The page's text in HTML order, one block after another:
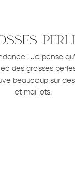
! Je pense
des grosses
beaucoup sur
et maillots.